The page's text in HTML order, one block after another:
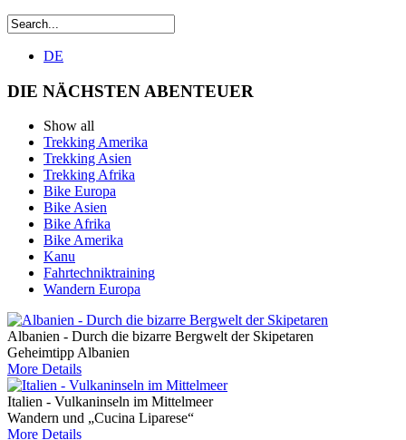
DE
DIE NÄCHSTEN ABENTEUER
Show all
Trekking Amerika
Trekking Asien
Trekking Afrika
Bike Europa
Bike Asien
Bike Afrika
Bike Amerika
Kanu
Fahrtechniktraining
Wandern Europa
Albanien - Durch die bizarre Bergwelt der Skipetaren
Geheimtipp Albanien
More Details
Italien - Vulkaninseln im Mittelmeer
Wandern und „Cucina Liparese“
More Details